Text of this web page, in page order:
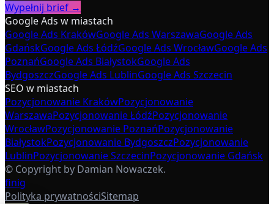
Wypełnij brief →
Google Ads w miastach
Google Ads KrakówGoogle Ads WarszawaGoogle Ads
GdańskGoogle Ads ŁódźGoogle Ads WrocławGoogle Ads
PoznańGoogle Ads BiałystokGoogle Ads
BydgoszczGoogle Ads LublinGoogle Ads Szczecin
SEO w miastach
Pozycjonowanie KrakówPozycjonowanie
WarszawaPozycjonowanie ŁódźPozycjonowanie
WrocławPozycjonowanie PoznańPozycjonowanie
BiałystokPozycjonowanie BydgoszczPozycjonowanie
LublinPozycjonowanie SzczecinPozycjonowanie Gdańsk
© Copyright by Damian Nowaczek.
finig
Polityka prywatnościSitemap